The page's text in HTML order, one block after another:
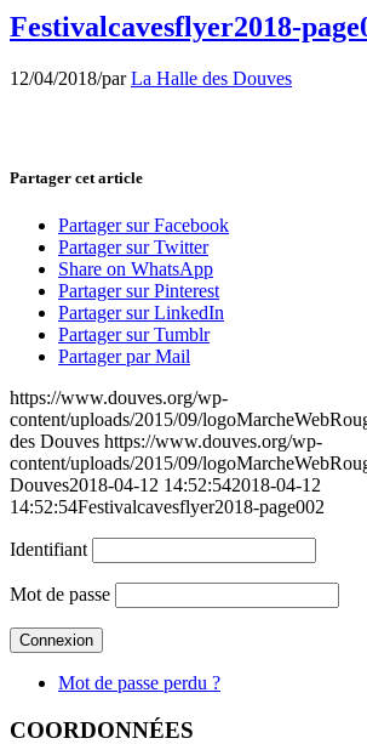
Festivalcavesflyer2018-
12/04/2018/parLa Halle des Douves
Partager cet article
Partager sur Facebook
Partager sur Twitter
Share on WhatsApp
Partager sur Pinterest
Partager sur LinkedIn
Partager sur Tumblr
Partager par Mail
https://www.douves.org/wp-
content/uploads/2015/09/
des Douves https://www.douves.org/wp-
content/uploads/2015/09/
Douves2018-04-12 14:52:542018-04-12
14:52:54Festivalcavesflyer2018-page002
Identifiant
Mot de passe
Mot de passe perdu ?
COORDONNÉES